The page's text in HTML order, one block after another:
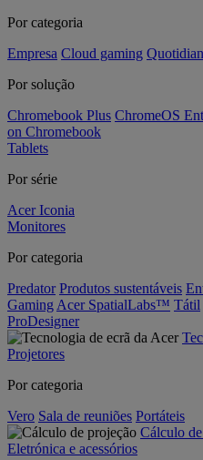
Por categoria
Empresa Cloud gaming
Por solução
Chromebook Plus ChromeOS
on Chromebook
Tablets
Por série
Acer Iconia
Monitores
Por categoria
Predator Produtos sustentáveis
Gaming Acer SpatialLabs™ Tátil
ProDesigner
Projetores
Por categoria
Vero Sala de reuniões Portáteis
Cálculo
Eletrónica e acessórios